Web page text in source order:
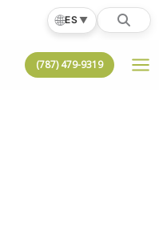
🌐ES▼
(787) 479-9319